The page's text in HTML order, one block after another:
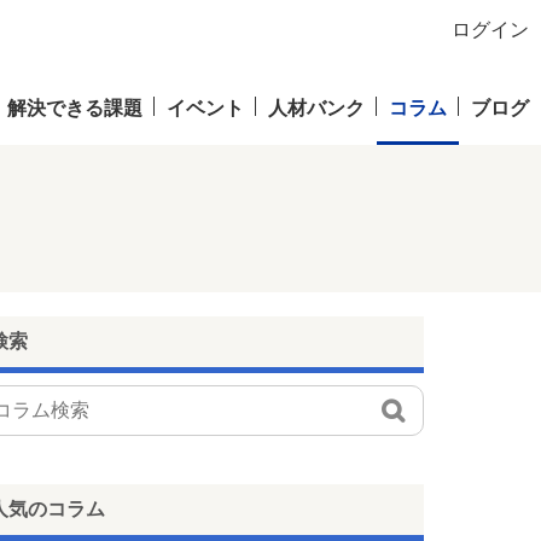
ログイン
解決できる課題 イベント 人材バンク コラム ブログ
索
気のコラム